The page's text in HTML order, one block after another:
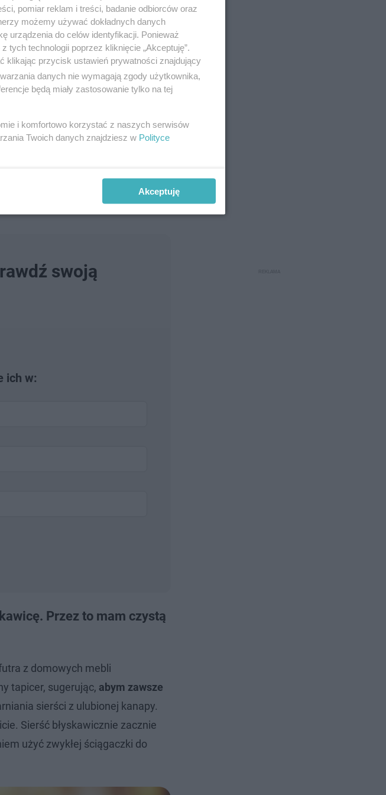
swoją
ich w:
Przez to mam czystą
z domowych mebli
tapicer, sugerując, abym zawsze
sierści z ulubionej kanapy.
Sierść błyskawicznie zacznie
użyć zwykłej ściągaczki do
pomiar reklam i treści, badanie odbiorców oraz
możemy używać dokładnych danych
urządzenia do celów identyfikacji. Ponieważ
tych technologii poprzez kliknięcie „Akceptuję”.
klikając przycisk ustawień prywatności znajdujący
danych nie wymagają zgody użytkownika,
będą miały zastosowanie tylko na tej
i komfortowo korzystać z naszych serwisów
Twoich danych znajdziesz w Polityce
Akceptuję